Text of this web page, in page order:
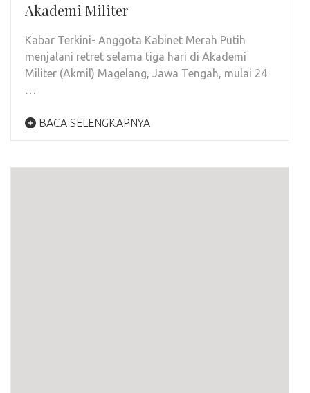
Akademi Militer
Kabar Terkini- Anggota Kabinet Merah Putih
menjalani retret selama tiga hari di Akademi
Militer (Akmil) Magelang, Jawa Tengah, mulai 24
…
BACA SELENGKAPNYA